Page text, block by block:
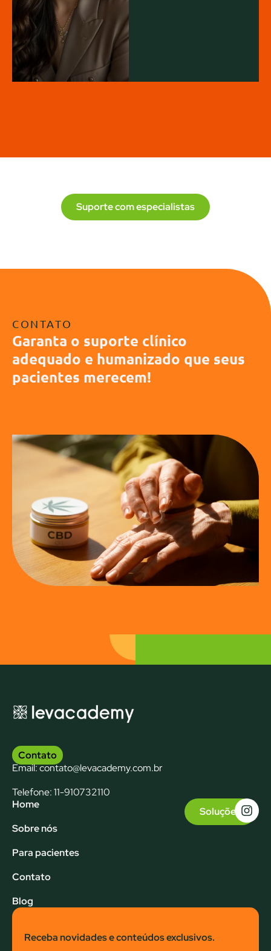
Suporte com especialistas
CONTATO
Garanta o suporte clínico
adequado e humanizado que seus
pacientes merecem!
Contato
Email: contato@levacademy.com.br
Telefone: 11-910732110
Home
Sobre nós
Para pacientes
Contato
Blog
Soluções
Receba novidades e conteúdos exclusivos.